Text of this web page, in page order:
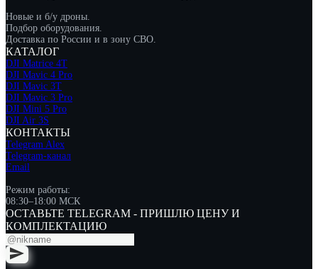
Новые и б/у дроны.
Подбор оборудования.
Доставка по России и в зону СВО.
КАТАЛОГ
DJI Matrice 4T
DJI Mavic 4 Pro
DJI Mavic 3T
DJI Mavic 3 Pro
DJI Mini 5 Pro
DJI Air 3S
КОНТАКТЫ
Telegram Alex
Telegram-канал
Email
Режим работы:
08:30–18:00 МСК
ОСТАВЬТЕ TELEGRAM - ПРИШЛЮ ЦЕНУ И
КОМПЛЕКТАЦИЮ